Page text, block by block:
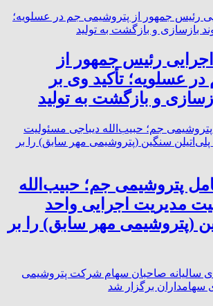
رئیس جمهور از
عسلویه؛ تأکید وی بر
و بازگشت به تولید
پتروشیمی جم؛ حبیب‌الله
مدیریت اجرایی واحد
(پتروشیمی مهر سابق) را بر